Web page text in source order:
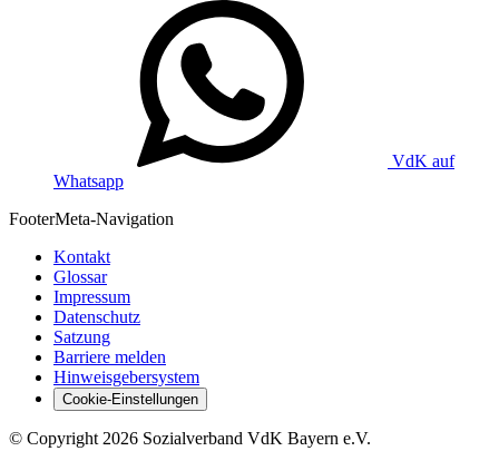
VdK auf
Whatsapp
FooterMeta-Navigation
Kontakt
Glossar
Impressum
Datenschutz
Satzung
Barriere melden
Hinweisgebersystem
Cookie-Einstellungen
© Copyright 2026 Sozialverband VdK Bayern e.V.